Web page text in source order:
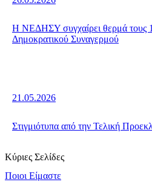
Η ΝΕΔΗΣΥ συγχαίρει θερμά τους
Δημοκρατικού Συναγερμού
21.05.2026
Στιγμιότυπα από την Τελική
Κύριες Σελίδες
Ποιοι Είμαστε